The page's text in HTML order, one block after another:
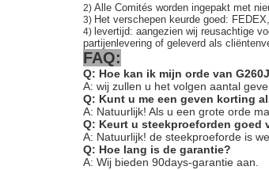
2) Alle Comités worden ingepakt met
3) Het verschepen keurde goed:
4) levertijd: aangezien wij reusachtige
partijenlevering of geleverd als
FAQ:
Q: Hoe kan ik mijn orde van
A: wij zullen u het volgen aantal
Q: Kunt u me een geven korting
A: Natuurlijk! Als u een grote orde
Q: Keurt u steekproeforden goed
A: Natuurlijk! de steekproeforde is
Q: Hoe lang is de garantie?
A: Wij bieden 90days-garantie aan.